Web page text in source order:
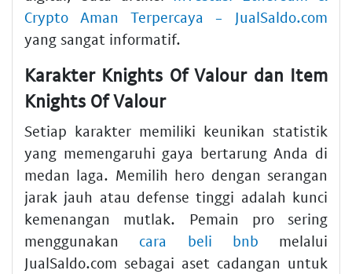
Crypto Aman Terpercaya - JualSaldo.com
yang sangat informatif.
Karakter Knights Of Valour dan Item
Knights Of Valour
Setiap karakter memiliki keunikan statistik
yang memengaruhi gaya bertarung Anda di
medan laga. Memilih hero dengan serangan
jarak jauh atau defense tinggi adalah kunci
kemenangan mutlak. Pemain pro sering
menggunakan cara beli bnb melalui
JualSaldo.com sebagai aset cadangan untuk